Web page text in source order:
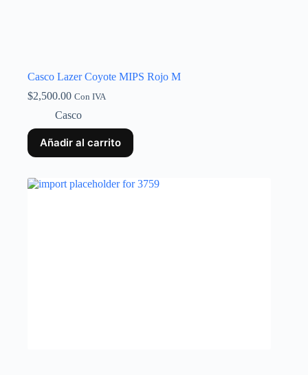
Casco Lazer Coyote MIPS Rojo M
$2,500.00 Con IVA
Casco
Añadir al carrito